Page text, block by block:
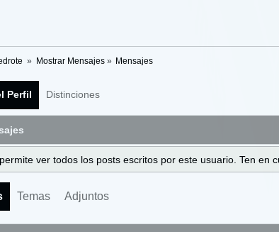
» Mostrar Mensajes» Mensajes
Perfil Distinciones
ver todos los posts escritos por este usuario. Ten
Temas Adjuntos